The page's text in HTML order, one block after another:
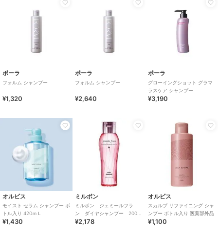
ポーラ
フォルム シャンプー
¥1,320
ポーラ
フォルム シャンプー
¥2,640
ポーラ
グローイングショット グラマ
ラスケア シャンプー
¥3,190
オルビス
モイスト セラム シャンプー ボ
トル入り 420ｍＬ
¥1,430
ミルボン
ミルボン ジェミールフラ
ン ダイヤシャンプー 200ｍ
ｌ
¥2,178
オルビス
スカルプ リファイニング シャ
ンプー ボトル入り 医薬部外品
¥1,100